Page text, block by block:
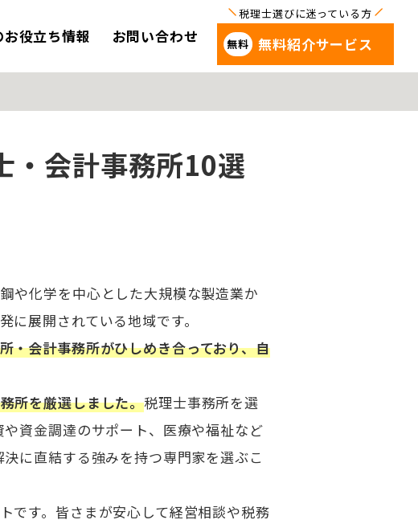
役立ち情報 お問い合わせ 無料紹介サービス
・会計事務所10選
や化学を中心とした大規模な製造業か
展開されている地域です。
・会計事務所がひしめき合っており、自
所を厳選しました。税理士事務所を選
資金調達のサポート、医療や福祉など
に直結する強みを持つ専門家を選ぶこ
です。皆さまが安心して経営相談や税務